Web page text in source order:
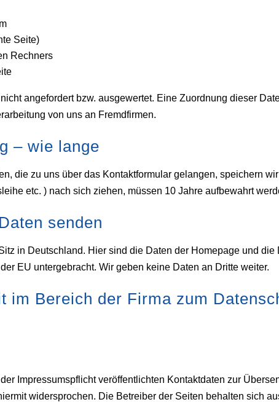
Seite)
Rechners
angefordert bzw. ausgewertet. Eine Zuordnung dieser
von uns an Fremdfirmen.
– wie lange
die zu uns über das Kontaktformular gelangen, speichern
etc. ) nach sich ziehen, müssen 10 Jahre aufbewahrt
senden
in Deutschland. Hier sind die Daten der Homepage und
EU untergebracht. Wir geben keine Daten an Dritte weiter.
im Bereich der Firma zum
Impressumspflicht veröffentlichten Kontaktdaten zur
widersprochen. Die Betreiber der Seiten behalten sich